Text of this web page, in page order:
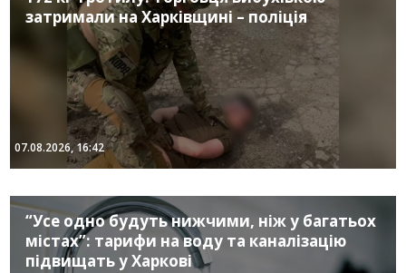
затримали на Харківщині – поліція
07.08.2026, 16:42
“Усе одно будуть нижчими, ніж у багатьох
містах”: тарифи на воду та каналізацію
підвищать у Харкові